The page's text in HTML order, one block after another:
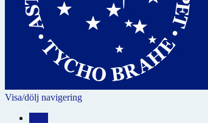
Visa/dölj navigering